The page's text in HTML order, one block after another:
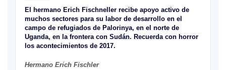
El hermano Erich Fischneller recibe apoyo activo de
muchos sectores para su labor de desarrollo en el
campo de refugiados de Palorinya, en el norte de
Uganda, en la frontera con Sudán. Recuerda con horror
los acontecimientos de 2017.
Hermano Erich Fischler